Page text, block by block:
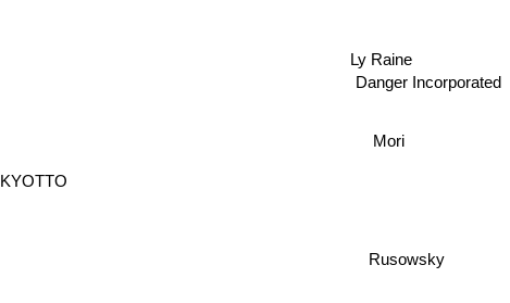
KYOTTO
Ly Raine
Mori
Danger Incorporated
Rusowsky